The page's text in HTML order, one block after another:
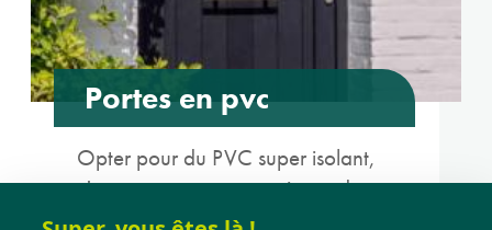
Portes en pvc
Opter pour du PVC super isolant,
c'est opter pour un maximum de
possibilités à des prix minimums.